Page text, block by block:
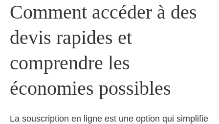
Comment accéder à des
devis rapides et
comprendre les
économies possibles
La souscription en ligne est une option qui simplifie